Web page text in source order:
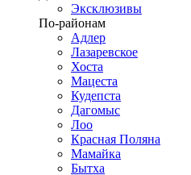
Эксклюзивы
По-районам
Адлер
Лазаревское
Хоста
Мацеста
Кудепста
Дагомыс
Лоо
Красная Поляна
Мамайка
Бытха